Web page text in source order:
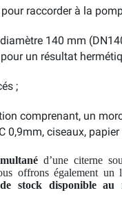
raccorder à la
140 mm
un résultat
;
comprenant, un
0,9mm, ciseaux, papier
d’une citerne
offrons également un
stock disponible au